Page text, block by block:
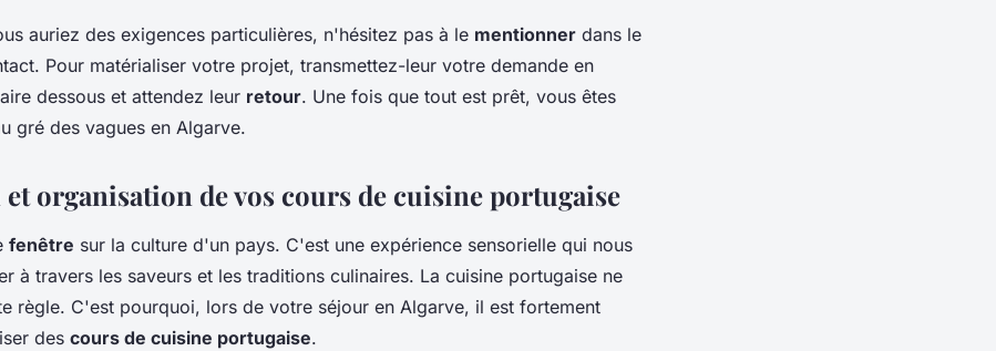
auriez des exigences particulières, n'hésitez pas à le mentionner dans le
Pour matérialiser votre projet, transmettez-leur votre demande en
dessous et attendez leur retour. Une fois que tout est prêt, vous êtes
gré des vagues en Algarve.
organisation de vos cours de cuisine portugaise
fenêtre sur la culture d'un pays. C'est une expérience sensorielle qui nous
à travers les saveurs et les traditions culinaires. La cuisine portugaise ne
règle. C'est pourquoi, lors de votre séjour en Algarve, il est fortement
des cours de cuisine portugaise.